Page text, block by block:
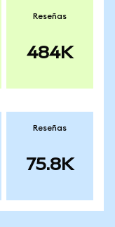
Reseñas
484K
Reseñas
75.8K